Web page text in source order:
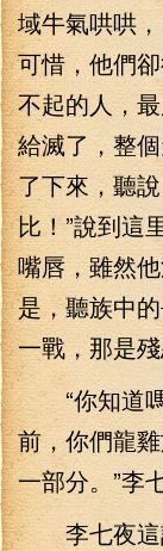
域牛氣哄哄
可惜，他們
不起的人，最
給滅了，整
了下來，聽
比！”說到這
嘴唇，雖然
是，聽族中
一戰，那是殘
“你知道嗎
前，你們龍
一部分。”李
李七夜這